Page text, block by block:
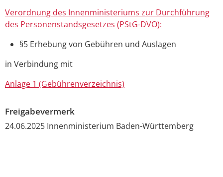
Verordnung des Innenministeriums zur Durchführung
des Personenstandsgesetzes (PStG-DVO):
§5 Erhebung von Gebühren und Auslagen
in Verbindung mit
Anlage 1 (Gebührenverzeichnis)
Freigabevermerk
24.06.2025 Innenministerium Baden-Württemberg